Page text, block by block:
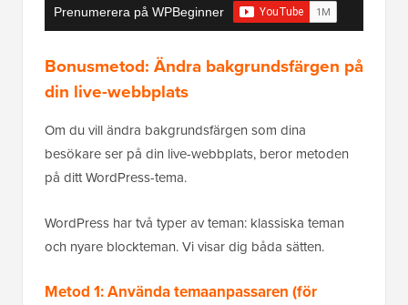
Prenumerera på WPBeginner
Bonusmetod: Ändra bakgrundsfärgen på
din live-webbplats
Om du vill ändra bakgrundsfärgen som dina
besökare ser på din live-webbplats, beror metoden
på ditt WordPress-tema.
WordPress har två typer av teman: klassiska teman
och nyare blockteman. Vi visar dig båda sätten.
Metod 1: Använda temaanpassaren (för